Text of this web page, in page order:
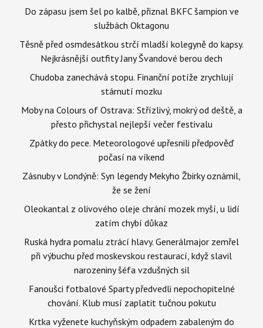
Do zápasu jsem šel po kalbě, přiznal BKFC šampion ve
službách Oktagonu
Těsně před osmdesátkou strčí mladší kolegyně do kapsy.
Nejkrásnější outfity Jany Švandové berou dech
Chudoba zanechává stopu. Finanční potíže zrychlují
stárnutí mozku
Moby na Colours of Ostrava: Střízlivý, mokrý od deště, a
přesto přichystal nejlepší večer festivalu
Zpátky do pece. Meteorologové upřesnili předpověď
počasí na víkend
Zásnuby v Londýně: Syn legendy Mekyho Žbirky oznámil,
že se žení
Oleokantal z olivového oleje chrání mozek myší, u lidí
zatím chybí důkaz
Ruská hydra pomalu ztrácí hlavy. Generálmajor zemřel
při výbuchu před moskevskou restaurací, když slavil
narozeniny šéfa vzdušných sil
Fanoušci fotbalové Sparty předvedli nepochopitelné
chování. Klub musí zaplatit tučnou pokutu
Krtka vyženete kuchyňským odpadem zabaleným do